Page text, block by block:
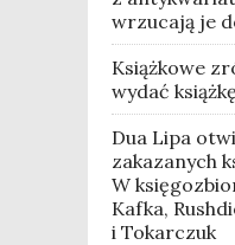
wrzucają je
Książkowe
wydać
Dua Lipa
zakazanych
W
Kafka,
i Tokarczuk